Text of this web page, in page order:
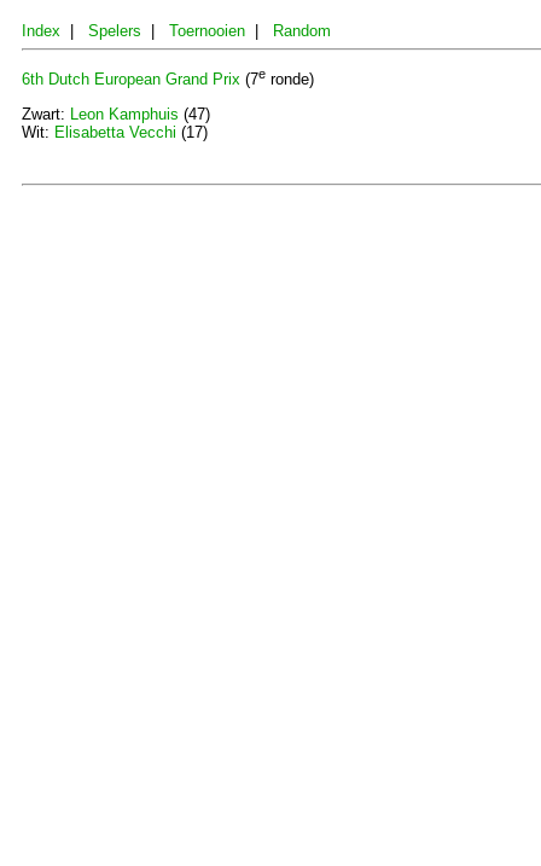
Index Spelers Toernooien Random
6th Dutch European Grand Prix (7e ronde)
Zwart:
Leon Kamphuis (47)
Wit: Elisabetta Vecchi (17)